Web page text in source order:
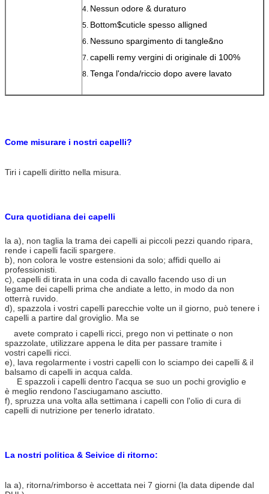
4. Nessun odore & duraturo
5. Bottom$cuticle spesso alligned
6. Nessuno spargimento di tangle&no
7. capelli remy vergini di originale di 100%
8. Tenga l'onda/riccio dopo avere lavato
Come misurare i nostri capelli?
Tiri i capelli diritto nella misura.
Cura quotidiana dei capelli
la a), non taglia la trama dei capelli ai piccoli pezzi quando ripara,
rende i capelli facili spargere.
b), non colora le vostre estensioni da solo; affidi quello ai
professionisti.
c), capelli di tirata in una coda di cavallo facendo uso di un
legame dei capelli prima che andiate a letto, in modo da non
otterrà ruvido.
d), spazzola i vostri capelli parecchie volte un il giorno, può tenere i
capelli a partire dal groviglio. Ma se
avete comprato i capelli ricci, prego non vi pettinate o non
spazzolate, utilizzare appena le dita per passare tramite i
vostri capelli ricci.
e), lava regolarmente i vostri capelli con lo sciampo dei capelli & il
balsamo di capelli in acqua calda.
E spazzoli i capelli dentro l'acqua se suo un pochi groviglio e
è meglio rendono l'asciugamano asciutto.
f), spruzza una volta alla settimana i capelli con l'olio di cura di
capelli di nutrizione per tenerlo idratato.
La nostri politica & Seivice di ritorno:
la a), ritorna/rimborso è accettata nei 7 giorni (la data dipende dal